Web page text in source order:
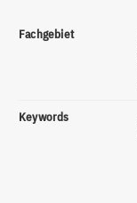
Fachgebiet
Keywords